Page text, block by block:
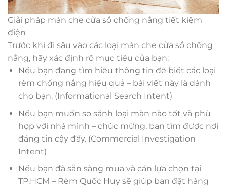
Giải pháp màn che cửa sổ chống nắng tiết kiệm
điện
Trước khi đi sâu vào các loại màn che cửa sổ chống
nắng, hãy xác định rõ mục tiêu của bạn:
Nếu bạn đang tìm hiểu thông tin để biết các loại
rèm chống nắng hiệu quả – bài viết này là dành
cho bạn. (Informational Search Intent)
Nếu bạn muốn so sánh loại màn nào tốt và phù
hợp với nhà mình – chúc mừng, bạn tìm được nơi
đáng tin cậy đấy. (Commercial Investigation
Intent)
Nếu bạn đã sẵn sàng mua và cần lựa chọn tại
TP.HCM – Rèm Quốc Huy sẽ giúp bạn đặt hàng